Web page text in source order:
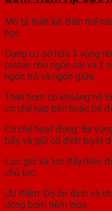
Mô tả thiết kế: Biến thể
học.
Dụng cụ sở hữu 3 vòng
piston cho ngón cái và 2
ngón trỏ và ngón giữa.
Thân bơm có khoảng hở
cơ chế nạp bên hoặc bẻ
Cơ chế hoạt động: Ba
bẩy và giữ cố định tuyệt
Lực giữ và lực đẩy/kéo
chủ lực.
Ưu điểm: Độ ổn định và
dòng bơm tiêm inox.